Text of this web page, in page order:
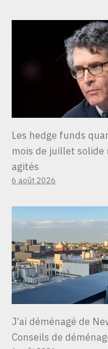
Les hedge funds
mois de juillet solide
agités
6 août 2026
J’ai déménagé de
Conseils de